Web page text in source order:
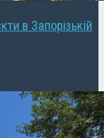
в Запорізькій